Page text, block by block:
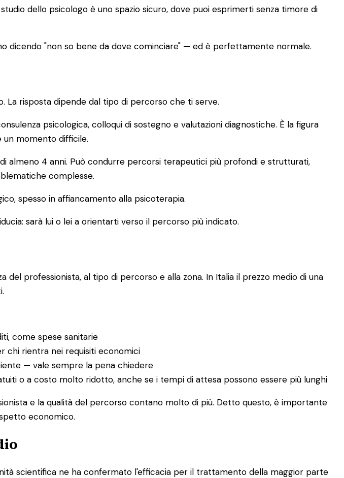
dello psicologo è uno spazio sicuro, dove puoi esprimerti senza timore di
dicendo "non so bene da dove cominciare" — ed è perfettamente normale.
La risposta dipende dal tipo di percorso che ti serve.
psicologica, colloqui di sostegno e valutazioni diagnostiche. È la figura
un momento difficile.
almeno 4 anni. Può condurre percorsi terapeutici più profondi e strutturati,
complesse.
spesso in affiancamento alla psicoterapia.
sarà lui o lei a orientarti verso il percorso più indicato.
professionista, al tipo di percorso e alla zona. In Italia il prezzo medio di una
come spese sanitarie
chi rientra nei requisiti economici
— vale sempre la pena chiedere
o a costo molto ridotto, anche se i tempi di attesa possono essere più lunghi
e la qualità del percorso contano molto di più. Detto questo, è importante
economico.
scientifica ne ha confermato l'efficacia per il trattamento della maggior parte